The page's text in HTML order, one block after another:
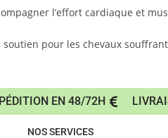
l’effort cardiaque et
soutien pour les chevaux
EN 48/72H
NOS SERVICES